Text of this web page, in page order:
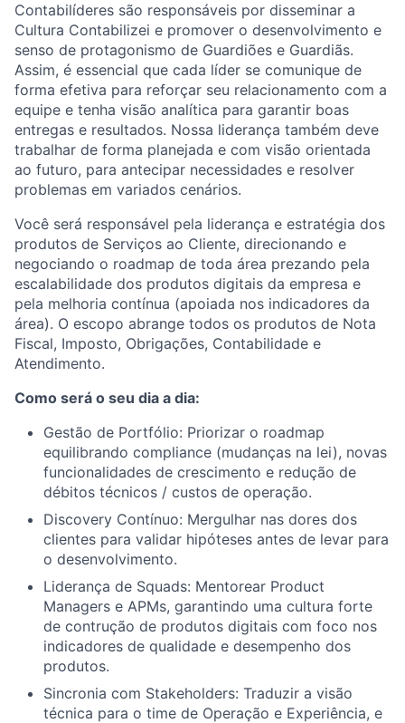
Contabilíderes são responsáveis por disseminar a
Cultura Contabilizei e promover o desenvolvimento e
senso de protagonismo de Guardiões e Guardiãs.
Assim, é essencial que cada líder se comunique de
forma efetiva para reforçar seu relacionamento com a
equipe e tenha visão analítica para garantir boas
entregas e resultados. Nossa liderança também deve
trabalhar de forma planejada e com visão orientada
ao futuro, para antecipar necessidades e resolver
problemas em variados cenários.
Você será responsável pela liderança e estratégia dos
produtos de Serviços ao Cliente, direcionando e
negociando o roadmap de toda área prezando pela
escalabilidade dos produtos digitais da empresa e
pela melhoria contínua (apoiada nos indicadores da
área). O escopo abrange todos os produtos de Nota
Fiscal, Imposto, Obrigações, Contabilidade e
Atendimento.
Como será o seu dia a dia:
Gestão de Portfólio: Priorizar o roadmap
equilibrando compliance (mudanças na lei), novas
funcionalidades de crescimento e redução de
débitos técnicos / custos de operação.
Discovery Contínuo: Mergulhar nas dores dos
clientes para validar hipóteses antes de levar para
o desenvolvimento.
Liderança de Squads: Mentorear Product
Managers e APMs, garantindo uma cultura forte
de contrução de produtos digitais com foco nos
indicadores de qualidade e desempenho dos
produtos.
Sincronia com Stakeholders: Traduzir a visão
técnica para o time de Operação e Experiência, e